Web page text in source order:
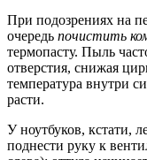
При подозрениях на
очередь почистить
термопасту. Пыль
отверстия, снижая
температура внутри
расти.
У ноутбуков, кстати,
поднести руку к